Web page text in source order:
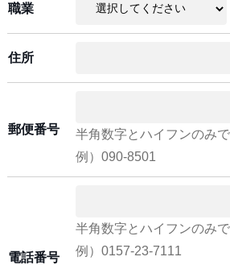
職業
住所
郵便番号
半角数字とハイフンのみで
例）090-8501
電話番号
半角数字とハイフンのみで
例）0157-23-7111